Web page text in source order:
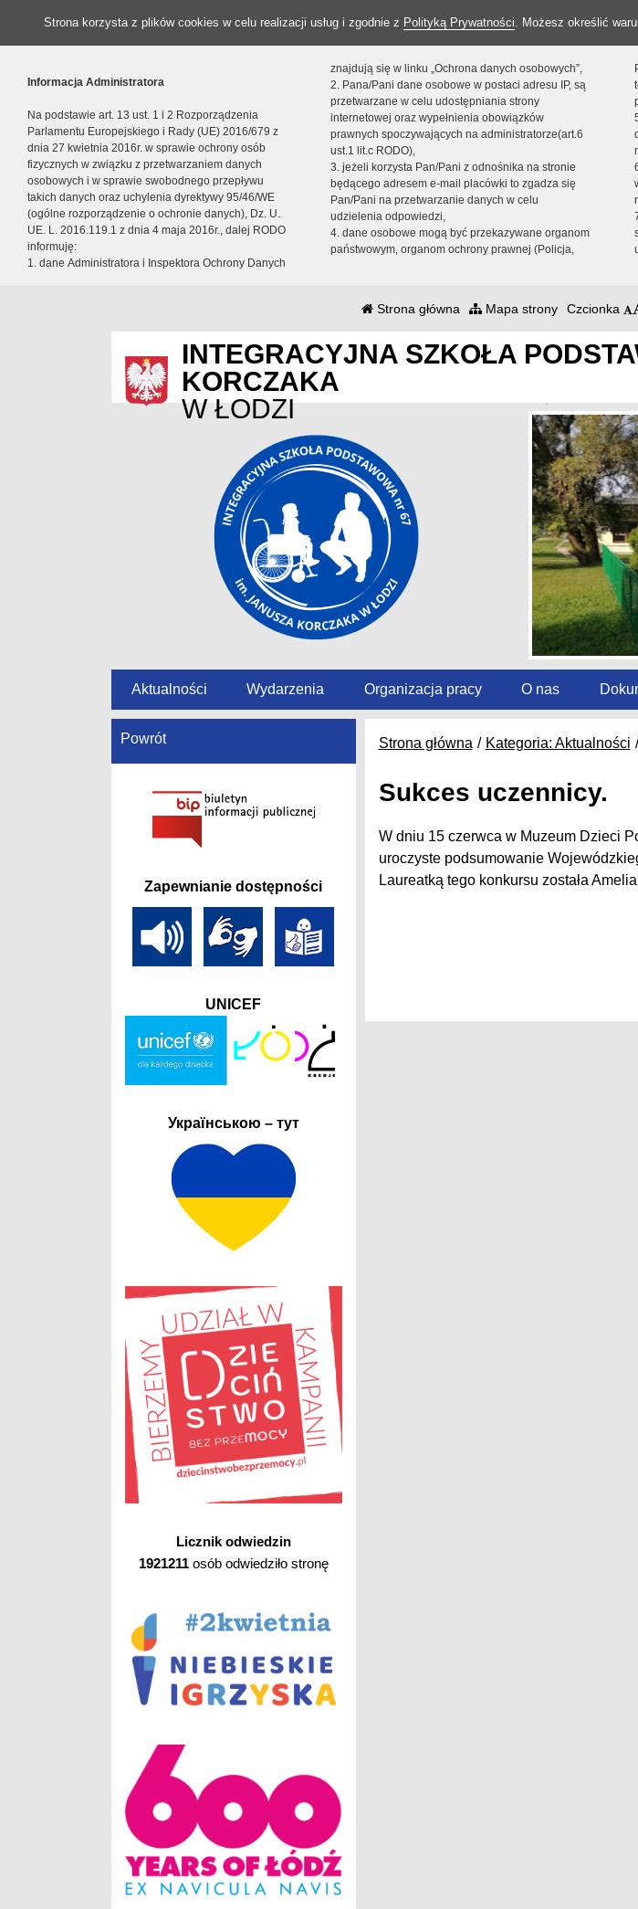
Strona korzysta z plików cookies w celu realizacji usług i zgodnie z Polityką Prywatności. Możesz określić
Informacja Administratora
Na podstawie art. 13 ust. 1 i 2 Rozporządzenia
Parlamentu Europejskiego i Rady (UE) 2016/679 z
dnia 27 kwietnia 2016r. w sprawie ochrony osób
fizycznych w związku z przetwarzaniem danych
osobowych i w sprawie swobodnego przepływu
takich danych oraz uchylenia dyrektywy 95/46/WE
(ogólne rozporządzenie o ochronie danych), Dz. U.
UE. L. 2016.119.1 z dnia 4 maja 2016r., dalej RODO
informuję:
1. dane Administratora i Inspektora Ochrony Danych
znajdują się w linku „Ochrona danych osobowych”,
2. Pana/Pani dane osobowe w postaci adresu IP, są
przetwarzane w celu udostępniania strony
internetowej oraz wypełnienia obowiązków
prawnych spoczywających na administratorze(art.6
ust.1 lit.c RODO),
3. jeżeli korzysta Pan/Pani z odnośnika na stronie
będącego adresem e-mail placówki to zgadza się
Pan/Pani na przetwarzanie danych w celu
udzielenia odpowiedzi,
4. dane osobowe mogą być przekazywane organom
państwowym, organom ochrony prawnej (Policja,
Strona główna Mapa strony Czcionka
INTEGRACYJNA SZKOŁA
KORCZAKA
W ŁODZI
Aktualności Wydarzenia Organizacja pracy O nas
Strona główna Kategoria: Aktualności
Sukces uczennicy.
W dniu 15 czerwca w Muzeum Dzieci
uroczyste podsumowanie
Laureatką tego konkursu została
Powrót
Zapewnianie dostępności
UNICEF
Українською – тут
Licznik odwiedzin
1921211osób odwiedziło stronę